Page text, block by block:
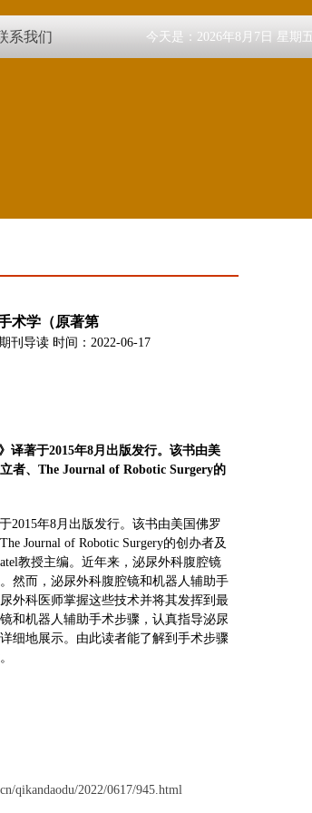
系我们 今天是：2026年8月7日 星期五
术学（原著第
刊导读时间：2022-06-17
译著于2015年8月出版发行。该书由美
者、The Journal of Robotic Surgery的
2015年8月出版发行。该书由美国佛罗
Journal of Robotic Surgery的创办者及
教授主编。近年来，泌尿外科腹腔镜
然而，泌尿外科腹腔镜和机器人辅助手
外科医师掌握这些技术并将其发挥到最
和机器人辅助手术步骤，认真指导泌尿
细地展示。由此读者能了解到手术步骤
qikandaodu/2022/0617/945.html